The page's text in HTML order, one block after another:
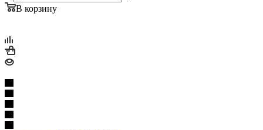
В корзину